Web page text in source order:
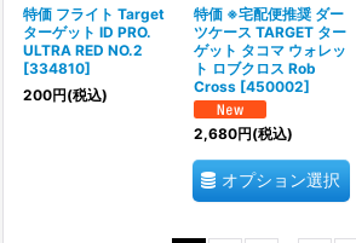
特価 フライト Target
ターゲット ID PRO.
ULTRA RED NO.2
[334810]
200円(税込)
特価 ※宅配便推奨 ダー
ツケース TARGET ター
ゲット タコマ ウォレッ
ト ロブクロス Rob
Cross [450002]
2,680円(税込)
オプション選択